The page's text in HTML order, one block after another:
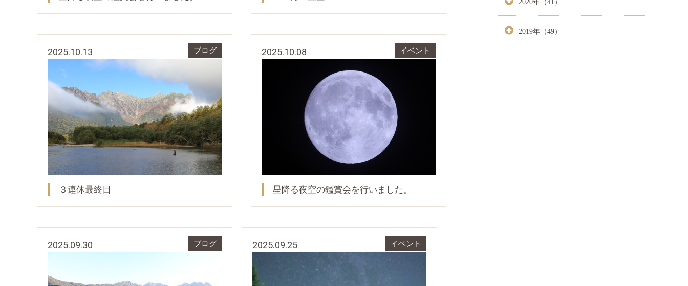
2025.10.13 ブログ
３連休最終日
2025.10.08 イベント
星降る夜空の鑑賞会を行いました。
2025.09.30 ブログ 2025.09.25 イベント
2019年（49）